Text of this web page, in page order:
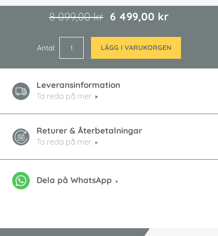
6 499,00 kr
8 099,00 kr
Antal LÄGG I VARUKORGEN
Leveransinformation
Ta reda på mer
Returer & Återbetalningar
Ta reda på mer
Dela på WhatsApp